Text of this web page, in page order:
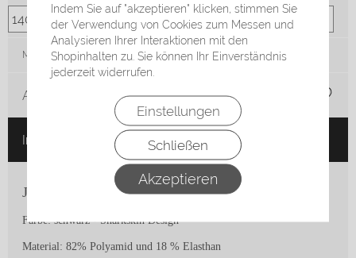
Indem Sie auf "akzeptieren" klicken, stimmen Sie
der Verwendung von Cookies zum Messen und
Analysieren Ihrer Interaktionen mit den
Shopinhalten zu. Sie können Ihr Einverständnis
jederzeit widerrufen.
Einstellungen
Schließen
Akzeptieren
Menge:
Auf die Merkliste
In den Warenkorb
Jammer für den Schwimm-Wettkampf
Farbe: schwarz - Sharkskin Design
Material: 82% Polyamid und 18 % Elasthan